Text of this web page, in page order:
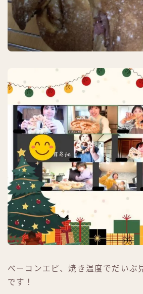
ベーコンエピ、焼き温度でだいぶ
です！